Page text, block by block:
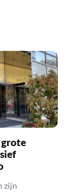
grote
zijn